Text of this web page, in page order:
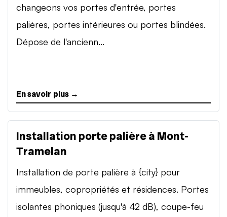
changeons vos portes d'entrée, portes
palières, portes intérieures ou portes blindées.
Dépose de l'ancienn...
En savoir plus →
Installation porte palière à Mont-
Tramelan
Installation de porte palière à {city} pour
immeubles, copropriétés et résidences. Portes
isolantes phoniques (jusqu'à 42 dB), coupe-feu